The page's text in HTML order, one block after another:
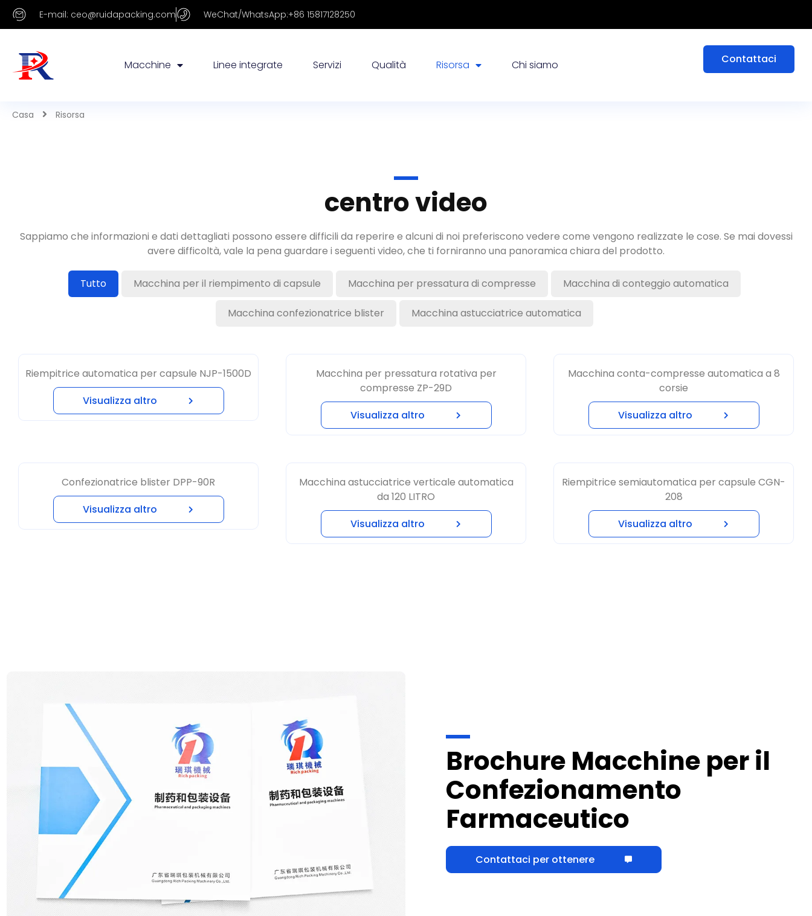
E-mail: ceo@ruidapacking.com WeChat/WhatsApp:+86 15817128250
Macchine Linee integrate Servizi Qualità Risorsa Chi siamo Contattaci
centro video
Sappiamo che informazioni e dati dettagliati possono essere difficili da reperire e alcuni di noi preferiscono vedere come vengono realizzate le cose. Se mai dovessi
Macchina per il riempimento di capsule Macchina per pressatura di compresse Macchina di conteggio automatica
Macchina confezionatrice blister Macchina astucciatrice automatica
Riempitrice automatica per capsule NJP-1500D
Visualizza altro
Macchina per pressatura rotativa per
Visualizza altro
Macchina conta-compresse automatica a 8
Visualizza altro
Confezionatrice blister DPP-90R
Visualizza altro
Macchina astucciatrice verticale automatica
Visualizza altro
Riempitrice semiautomatica per capsule CGN-
Visualizza altro
Brochure Macchine per il
Confezionamento
Farmaceutico